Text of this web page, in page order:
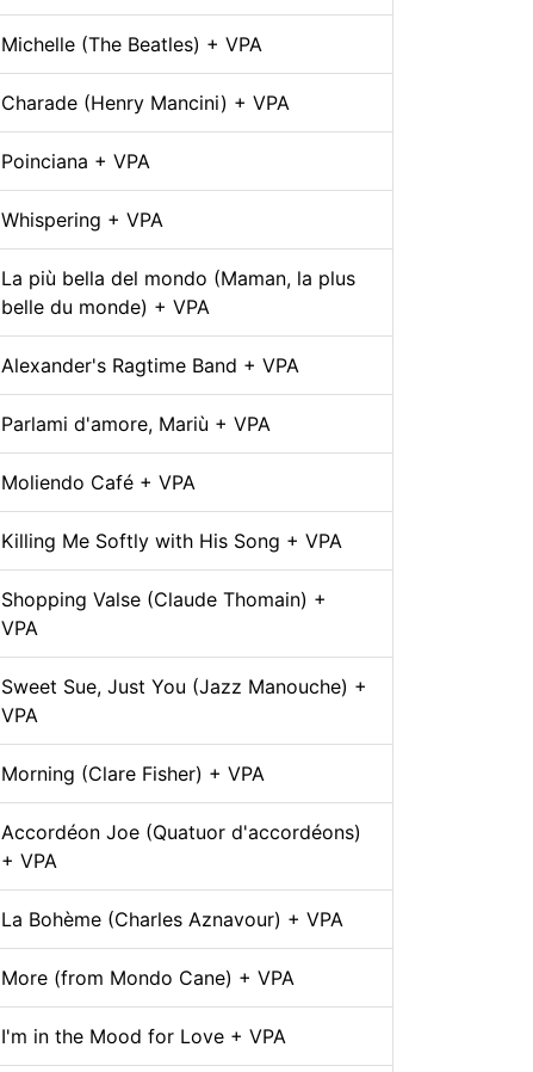
Michelle (The Beatles) + VPA
Charade (Henry Mancini) + VPA
Poinciana + VPA
Whispering + VPA
La più bella del mondo (Maman, la plus
belle du monde) + VPA
Alexander's Ragtime Band + VPA
Parlami d'amore, Mariù + VPA
Moliendo Café + VPA
Killing Me Softly with His Song + VPA
Shopping Valse (Claude Thomain) +
VPA
Sweet Sue, Just You (Jazz Manouche) +
VPA
Morning (Clare Fisher) + VPA
Accordéon Joe (Quatuor d'accordéons)
+ VPA
La Bohème (Charles Aznavour) + VPA
More (from Mondo Cane) + VPA
I'm in the Mood for Love + VPA